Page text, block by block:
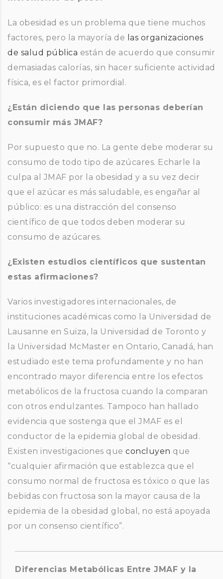
La obesidad es un problema que tiene muchos
factores, pero la mayoría de las organizaciones
de salud pública están de acuerdo que consumir
demasiadas calorías, sin hacer suficiente actividad
física, es el factor primordial.
¿Están diciendo que las personas deberían
consumir más JMAF?
Por supuesto que no. La gente debe moderar su
consumo de todo tipo de azúcares. Echarle la
culpa al JMAF por la obesidad y a su vez decir
que el azúcar es más saludable, es engañar al
público: es una distracción del consenso
científico de que todos deben moderar su
consumo de azúcares.
¿Existen estudios científicos que sustentan
estas afirmaciones?
Varios investigadores internacionales, de
instituciones académicas como la Universidad de
Lausanne en Suiza, la Universidad de Toronto y
la Universidad McMaster en Ontario, Canadá, han
estudiado este tema profundamente y no han
encontrado mayor diferencia entre los efectos
metabólicos de la fructosa cuando la comparan
con otros endulzantes. Tampoco han hallado
evidencia que sostenga que el JMAF es el
conductor de la epidemia global de obesidad.
Existen investigaciones que concluyen que
“cualquier afirmación que establezca que el
consumo normal de fructosa es tóxico o que las
bebidas con fructosa son la mayor causa de la
epidemia de la obesidad global, no está apoyada
por un consenso científico”.
Diferencias Metabólicas Entre JMAF y la